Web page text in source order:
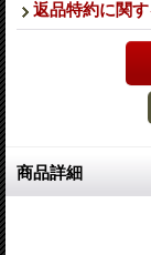
返品特約に関
商品詳細